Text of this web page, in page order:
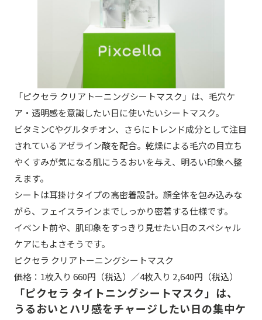
「ピクセラ クリアトーニングシートマスク」は、毛穴ケ
ア・透明感を意識したい日に使いたいシートマスク。
ビタミンCやグルタチオン、さらにトレンド成分として注目
されているアゼライン酸を配合。乾燥による毛穴の目立ち
やくすみが気になる肌にうるおいを与え、明るい印象へ整
えます。
シートは耳掛けタイプの高密着設計。顔全体を包み込みな
がら、フェイスラインまでしっかり密着する仕様です。
イベント前や、肌印象をすっきり見せたい日のスペシャル
ケアにもよさそうです。
ピクセラ クリアトーニングシートマスク
価格：1枚入り 660円（税込）／4枚入り 2,640円（税込）
「ピクセラ タイトニングシートマスク」は、
うるおいとハリ感をチャージしたい日の集中ケ